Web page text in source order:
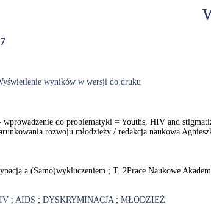
7
wyników w wersji do druku
do problematyki = Youths, HIV and
rozwoju młodzieży / redakcja naukowa
a (Samo)wykluczeniem ; T. 2Prace Naukowe
; AIDS ; DYSKRYMINACJA; MŁODZIEŻ